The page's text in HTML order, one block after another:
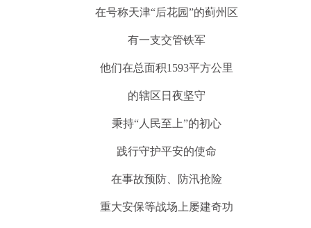
在号称天津“后花园”的蓟州区
有一支交管铁军
他们在总面积1593平方公里
的辖区日夜坚守
秉持“人民至上”的初心
践行守护平安的使命
在事故预防、防汛抢险
重大安保等战场上屡建奇功